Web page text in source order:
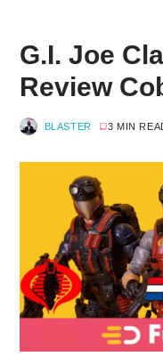
G.I. Joe
Review
BLASTER 3 MIN